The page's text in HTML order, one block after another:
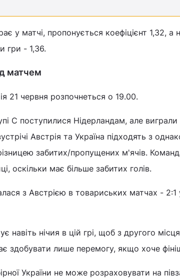
у матчі, пропонується коефіцієнт 1,32, а
гри - 1,36.
матчем
21 червня розпочнеться о 19.00.
С поступилися Нідерландам, але виграли
Австрія та Україна підходять з
забитих/пропущених м'ячів.
оскільки має більше забитих голів.
з Австрією в товариських матчах -
навіть нічия в цій грі, щоб з другого
здобувати лише перемогу, якщо хоче
України не може розраховувати на